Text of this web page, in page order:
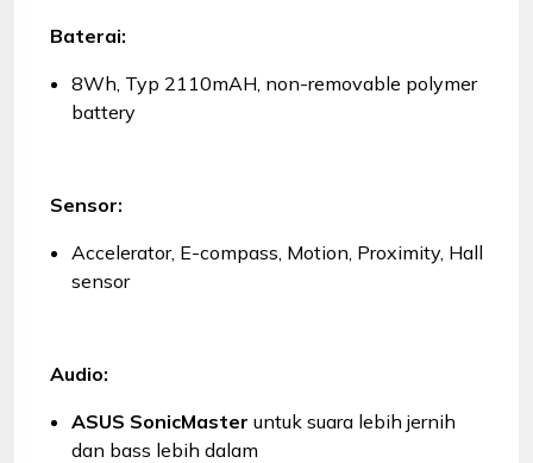
Baterai:
8Wh, Typ 2110mAH, non-removable polymer
battery
Sensor:
Accelerator, E-compass, Motion, Proximity, Hall
sensor
Audio:
ASUS SonicMaster untuk suara lebih jernih
dan bass lebih dalam